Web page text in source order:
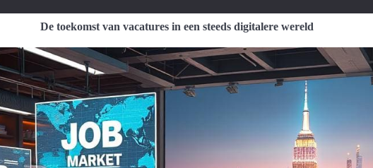
De toekomst van vacatures in een steeds digitalere wereld